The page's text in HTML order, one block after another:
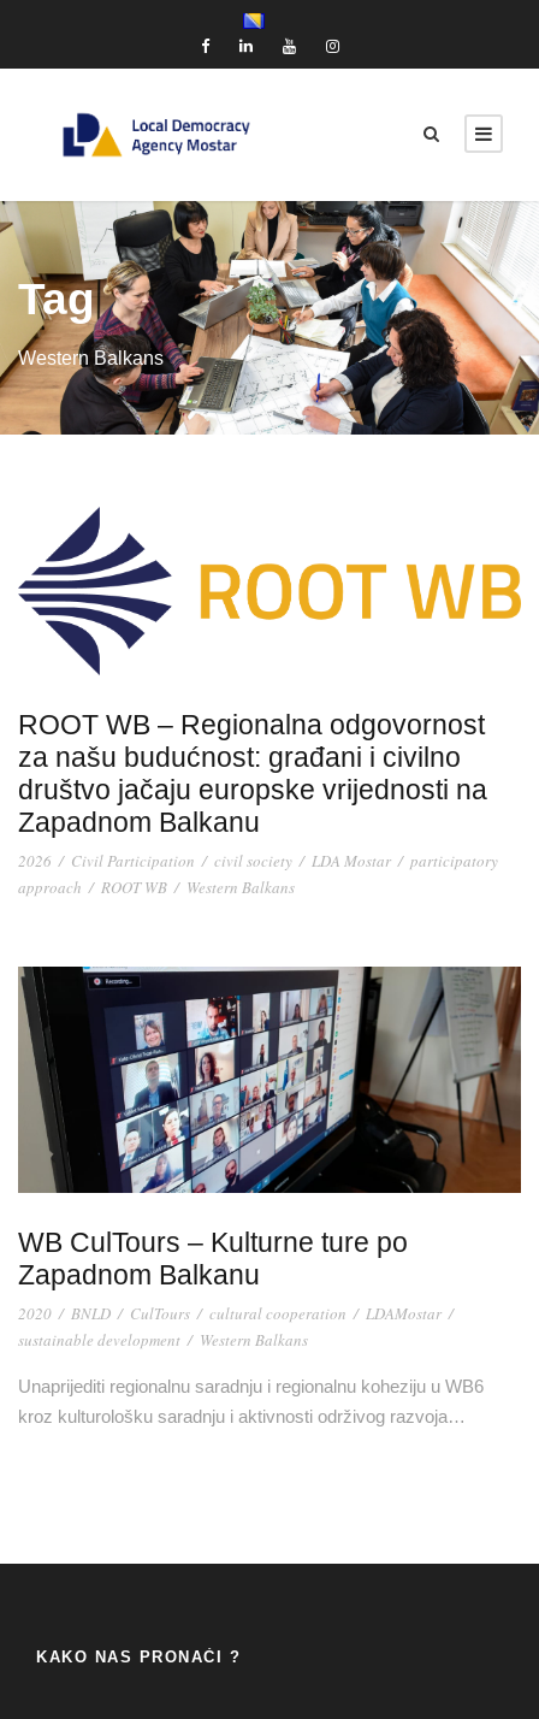
Tag
Western Balkans
ROOT WB – Regionalna odgovornost
za našu budućnost: građani i civilno
društvo jačaju europske vrijednosti na
Zapadnom Balkanu
2026 / Civil Participation / civil society / LDA Mostar / participatory
approach / ROOT WB / Western Balkans
WB CulTours – Kulturne ture po
Zapadnom Balkanu
2020 / BNLD / CulTours / cultural cooperation / LDAMostar /
sustainable development / Western Balkans
Unaprijediti regionalnu saradnju i regionalnu koheziju u WB6
kroz kulturološku saradnju i aktivnosti održivog razvoja…
KAKO NAS PRONAĆI ?